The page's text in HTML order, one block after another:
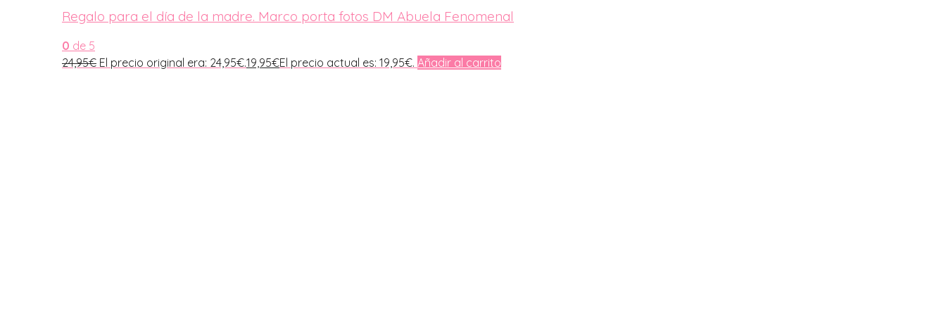
Regalo para el día de la madre. Marco porta fotos DM Abuela Fenomenal
0 de 5
24,95€ El precio original era: 24,95€.19,95€El precio actual es: 19,95€. Añadir al carrito